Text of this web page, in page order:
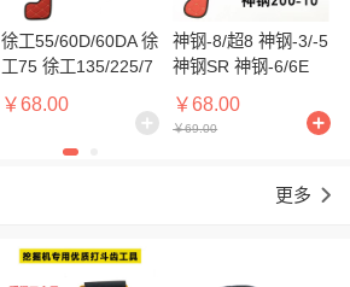
徐工55/60D/60DA 徐
工75 徐工135/225/7
系列地板胶/脚垫 401
￥68.00
神钢-8/超8 神钢-3/-5
神钢SR 神钢-6/6E
￥68.00
￥69.00
更多 